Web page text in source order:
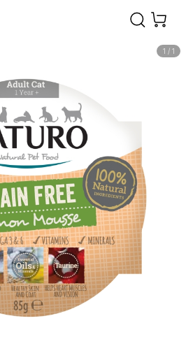
1 / 1